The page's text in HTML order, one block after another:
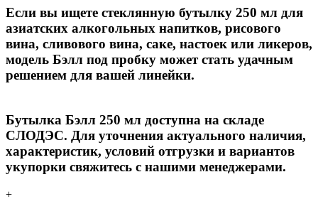
Если вы ищете стеклянную бутылку 250 мл для
азиатских алкогольных напитков, рисового
вина, сливового вина, саке, настоек или ликеров,
модель Бэлл под пробку может стать удачным
решением для вашей линейки.
Бутылка Бэлл 250 мл доступна на складе
СЛОДЭС. Для уточнения актуального наличия,
характеристик, условий отгрузки и вариантов
укупорки свяжитесь с нашими менеджерами.
+